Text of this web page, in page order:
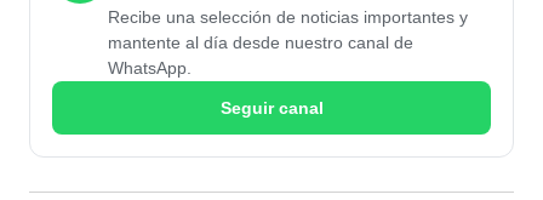
Recibe una selección de noticias importantes y
mantente al día desde nuestro canal de
WhatsApp.
Seguir canal